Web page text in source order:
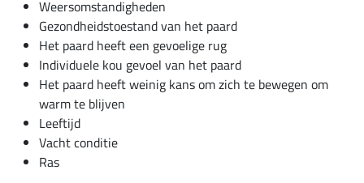
Weersomstandigheden
Gezondheidstoestand van het paard
Het paard heeft een gevoelige rug
Individuele kou gevoel van het paard
Het paard heeft weinig kans om zich te bewegen om
warm te blijven
Leeftijd
Vacht conditie
Ras